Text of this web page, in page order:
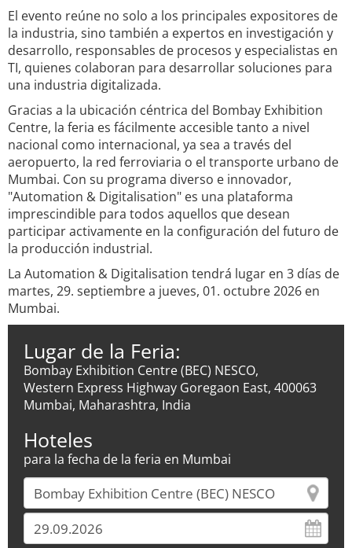
El evento reúne no solo a los principales expositores de
la industria, sino también a expertos en investigación y
desarrollo, responsables de procesos y especialistas en
TI, quienes colaboran para desarrollar soluciones para
una industria digitalizada.
Gracias a la ubicación céntrica del Bombay Exhibition
Centre, la feria es fácilmente accesible tanto a nivel
nacional como internacional, ya sea a través del
aeropuerto, la red ferroviaria o el transporte urbano de
Mumbai. Con su programa diverso e innovador,
"Automation & Digitalisation" es una plataforma
imprescindible para todos aquellos que desean
participar activamente en la configuración del futuro de
la producción industrial.
La Automation & Digitalisation tendrá lugar en 3 días de
martes, 29. septiembre a jueves, 01. octubre 2026 en
Mumbai.
Lugar de la Feria:
Bombay Exhibition Centre (BEC) NESCO,
Western Express Highway Goregaon East, 400063
Mumbai, Maharashtra, India
Hoteles
para la fecha de la feria en Mumbai